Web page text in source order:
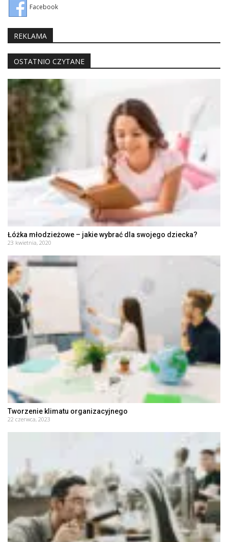
Facebook
REKLAMA
OSTATNIO CZYTANE
Łóżka młodzieżowe – jakie wybrać dla swojego dziecka?
23 kwietnia, 2020
Tworzenie klimatu organizacyjnego
22 czerwca, 2023